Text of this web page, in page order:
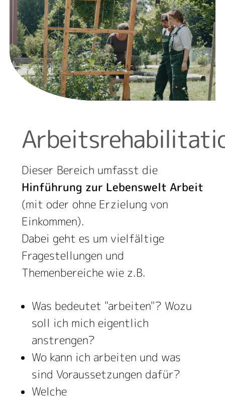
Dieser Bereich umfasst die
Hinführung zur Lebenswelt Arbeit
(mit oder ohne Erzielung von
Einkommen).
Dabei geht es um vielfältige
Fragestellungen und
Themenbereiche wie z.B.
Was bedeutet "arbeiten"? Wozu
soll ich mich eigentlich
anstrengen?
Wo kann ich arbeiten und was
sind Voraussetzungen dafür?
Welche